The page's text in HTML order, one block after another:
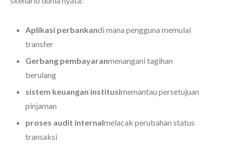
Aplikasi perbankandi mana pengguna memulai
transfer
Gerbang pembayaranmenangani tagihan
berulang
sistem keuangan institusimemantau persetujuan
pinjaman
proses audit internalmelacak perubahan status
transaksi